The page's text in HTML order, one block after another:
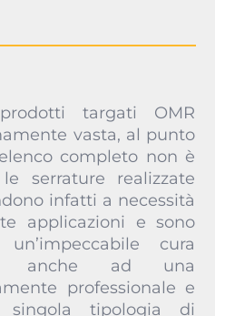
targati OMR
vasta, al punto
completo non è
serrature realizzate
infatti a necessità
applicazioni e sono
cura
anche ad una
professionale e
singola tipologia di